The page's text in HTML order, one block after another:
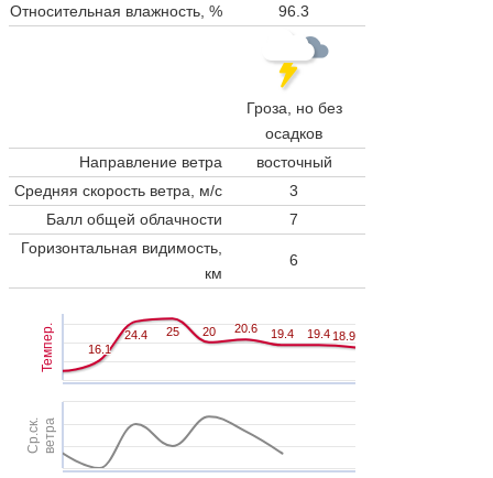
Относительная влажность, %
96.3
Гроза, но без
осадков
Направление ветра
восточный
Средняя скорость ветра, м/с
3
Балл общей облачности
7
Горизонтальная видимость,
км
6
Темпер.
Ср.ск.ветра
16.1
16.1
24.4
24.4 25
25 20
20 20.6
20.6 19.4
19.4 19.4
19.4 18.9
18.9